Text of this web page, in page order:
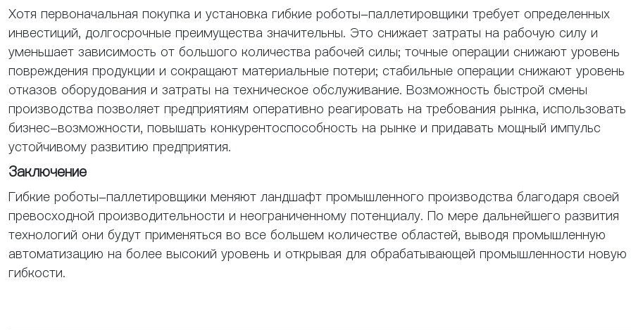
Хотя первоначальная покупка и установка гибкие роботы-паллетировщики требует определенных
инвестиций, долгосрочные преимущества значительны. Это снижает затраты на рабочую силу и
уменьшает зависимость от большого количества рабочей силы; точные операции снижают уровень
повреждения продукции и сокращают материальные потери; стабильные операции снижают уровень
отказов оборудования и затраты на техническое обслуживание. Возможность быстрой смены
производства позволяет предприятиям оперативно реагировать на требования рынка, использовать
бизнес-возможности, повышать конкурентоспособность на рынке и придавать мощный импульс
устойчивому развитию предприятия.
Заключение
Гибкие роботы-паллетировщики меняют ландшафт промышленного производства благодаря своей
превосходной производительности и неограниченному потенциалу. По мере дальнейшего развития
технологий они будут применяться во все большем количестве областей, выводя промышленную
автоматизацию на более высокий уровень и открывая для обрабатывающей промышленности новую
гибкости.